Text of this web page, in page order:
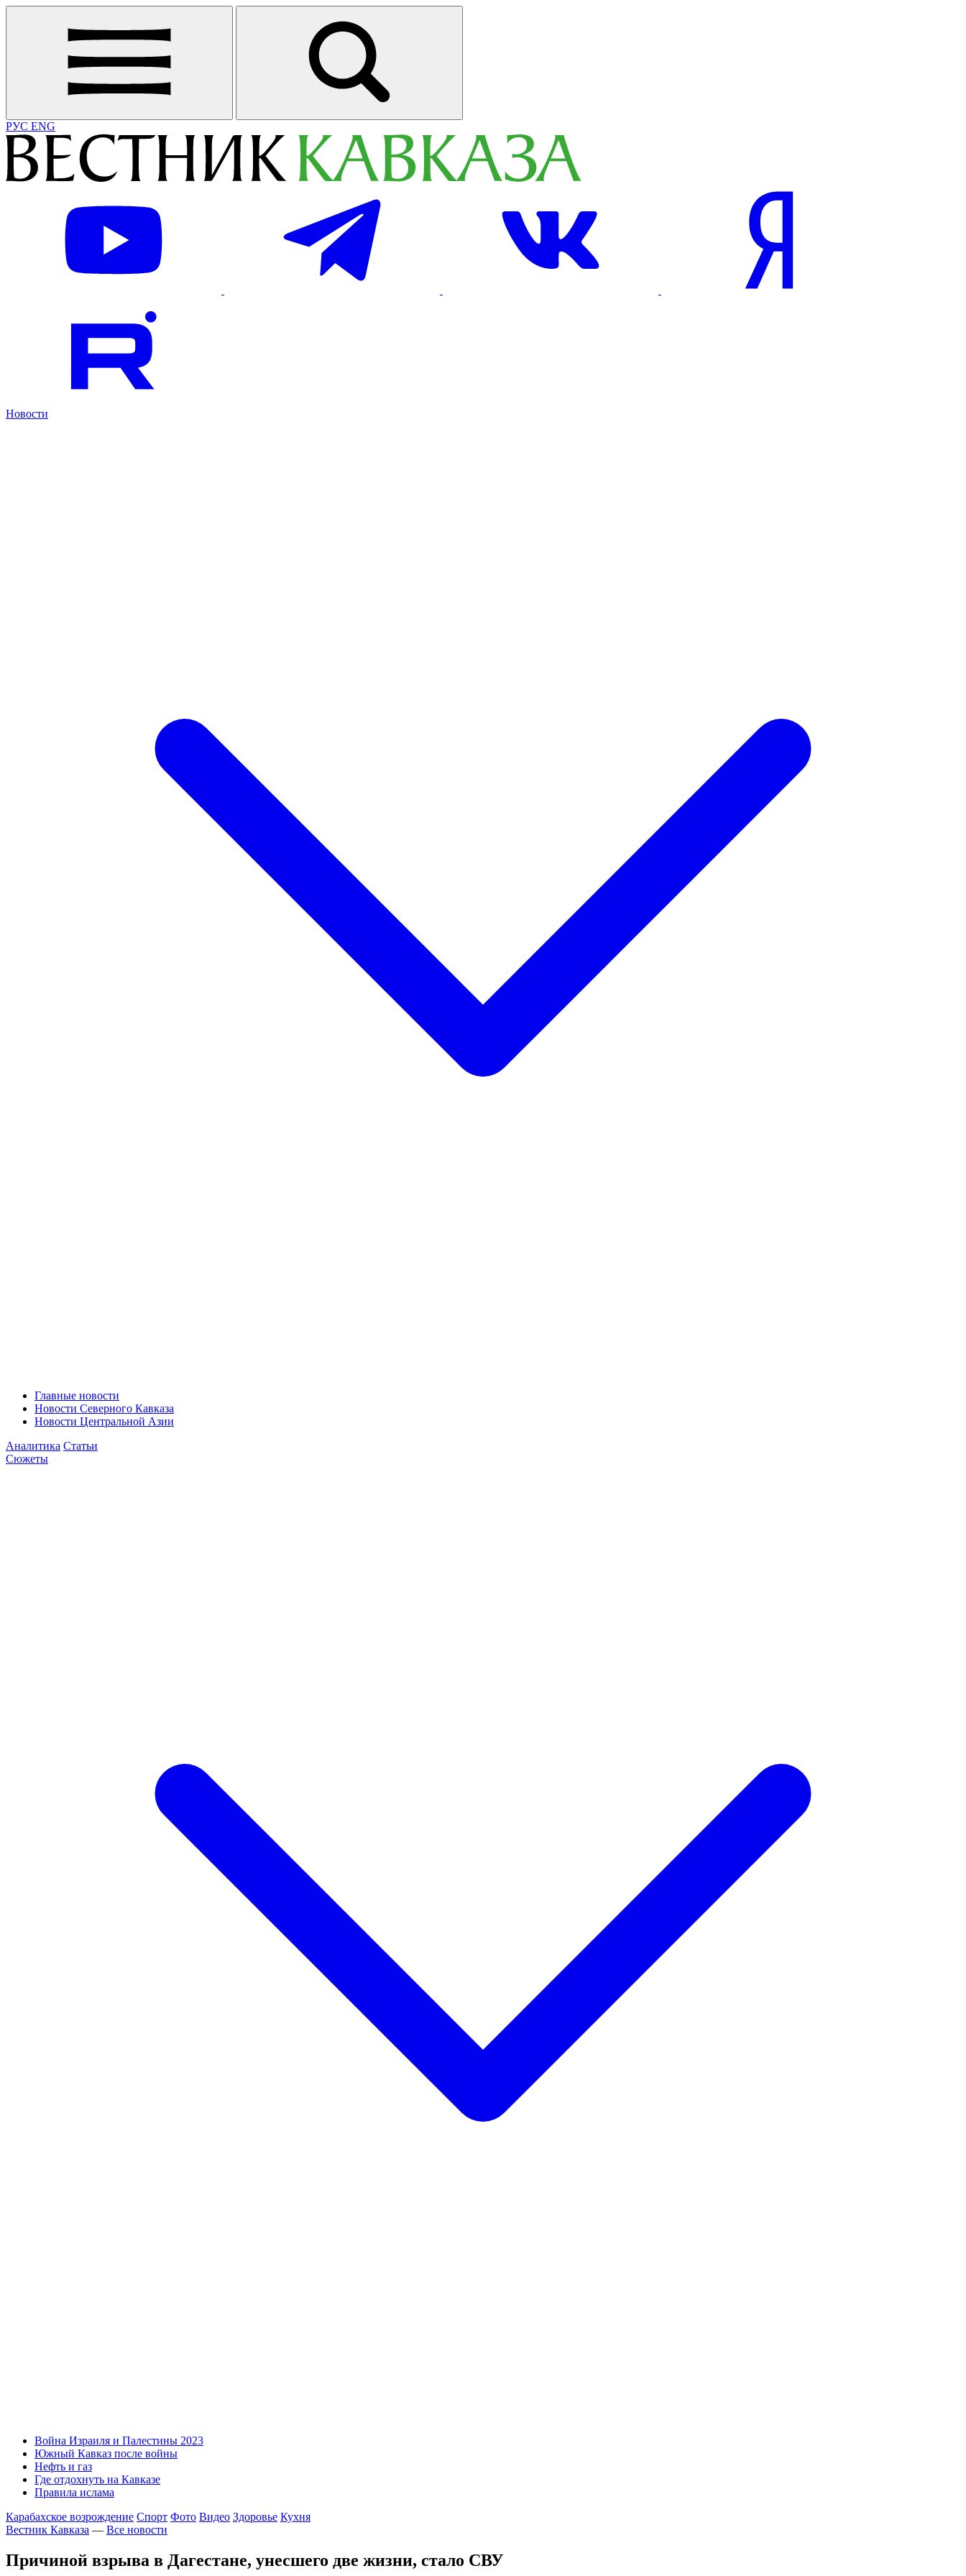
РУС ENG
Новости
Главные новости
Новости Северного Кавказа
Новости Центральной Азии
Аналитика Статьи
Сюжеты
Война Израиля и Палестины 2023
Южный Кавказ после войны
Нефть и газ
Где отдохнуть на Кавказе
Правила ислама
Карабахское возрождение Спорт Фото Видео Здоровье Кухня
Вестник Кавказа — Все новости
Причиной взрыва в Дагестане, унесшего две жизни, стало СВУ